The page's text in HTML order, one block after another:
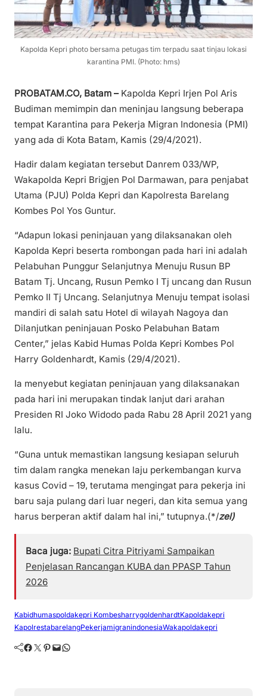
Kapolda Kepri photo bersama petugas tim terpadu saat tinjau lokasi
karantina PMI. (Photo: hms)
PROBATAM.CO, Batam – Kapolda Kepri Irjen Pol Aris
Budiman memimpin dan meninjau langsung beberapa
tempat Karantina para Pekerja Migran Indonesia (PMI)
yang ada di Kota Batam, Kamis (29/4/2021).
Hadir dalam kegiatan tersebut Danrem 033/WP,
Wakapolda Kepri Brigjen Pol Darmawan, para penjabat
Utama (PJU) Polda Kepri dan Kapolresta Barelang
Kombes Pol Yos Guntur.
“Adapun lokasi peninjauan yang dilaksanakan oleh
Kapolda Kepri beserta rombongan pada hari ini adalah
Pelabuhan Punggur Selanjutnya Menuju Rusun BP
Batam Tj. Uncang, Rusun Pemko I Tj uncang dan Rusun
Pemko II Tj Uncang. Selanjutnya Menuju tempat isolasi
mandiri di salah satu Hotel di wilayah Nagoya dan
Dilanjutkan peninjauan Posko Pelabuhan Batam
Center,” jelas Kabid Humas Polda Kepri Kombes Pol
Harry Goldenhardt, Kamis (29/4/2021).
Ia menyebut kegiatan peninjauan yang dilaksanakan
pada hari ini merupakan tindak lanjut dari arahan
Presiden RI Joko Widodo pada Rabu 28 April 2021 yang
lalu.
“Guna untuk memastikan langsung kesiapan seluruh
tim dalam rangka menekan laju perkembangan kurva
kasus Covid – 19, terutama mengingat para pekerja ini
baru saja pulang dari luar negeri, dan kita semua yang
harus berperan aktif dalam hal ini,” tutupnya.(*/zel)
Baca juga: Bupati Citra Pitriyami Sampaikan
Penjelasan Rancangan KUBA dan PPASP Tahun
2026
Kabidhumaspoldakepri KombesharrygoldenhardtKapoldakepri
KapolrestabarelangPekerjamigranindonesiaWakapoldakepri
Facebook Twitter Pinterest Mail WhatsApp